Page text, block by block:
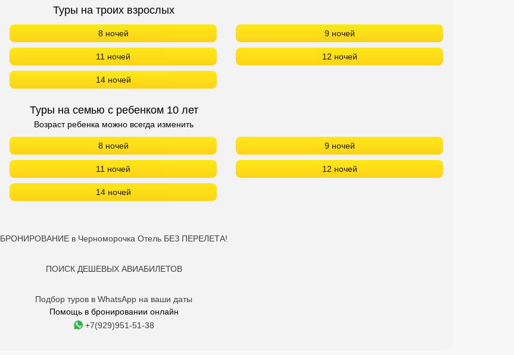
Туры на троих взрослых
8 ночей 9 ночей
11 ночей 12 ночей
14 ночей
Туры на семью с ребенком 10 лет
Возраст ребенка можно всегда изменить
8 ночей 9 ночей
11 ночей 12 ночей
14 ночей
БРОНИРОВАНИЕ в Черноморочка Отель БЕЗ ПЕРЕЛЕТА!
ПОИСК ДЕШЕВЫХ АВИАБИЛЕТОВ
Подбор туров в WhatsApp на ваши даты
Помощь в бронировании онлайн
+7(929)951-51-38